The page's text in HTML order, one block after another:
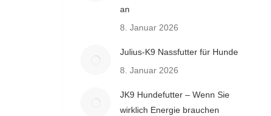
an
8. Januar 2026
Julius-K9 Nassfutter für Hunde
8. Januar 2026
JK9 Hundefutter – Wenn Sie
wirklich Energie brauchen